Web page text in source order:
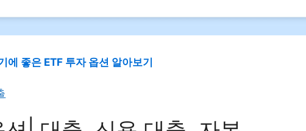
에 좋은 ETF 투자 옵션 알아보기